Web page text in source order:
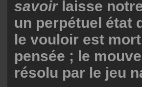
savoirlaisse
un perpétuel état
le vouloir est
pensée ; le
résolu par le jeu